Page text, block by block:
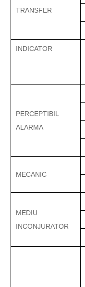
TRANSFER
INDICATOR
PERCEPTIBIL
ALARMA
MECANIC
MEDIU
INCONJURATOR